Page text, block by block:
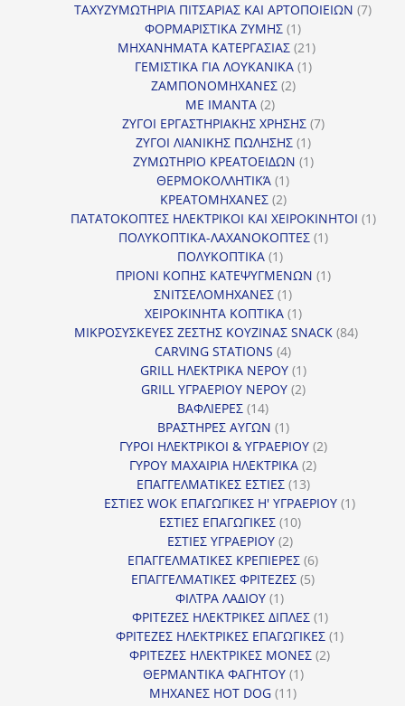
προϊόντα
ΤΑΧΥΖΥΜΩΤΗΡΙΑ ΠΙΤΣΑΡΙΑΣ ΚΑΙ ΑΡΤΟΠΟΙΕΙΩΝ 77
ΦΟΡΜΑΡΙΣΤΙΚΑ ΖΥΜΗΣ 11
προϊόν
ΜΗΧΑΝΗΜΑΤΑ ΚΑΤΕΡΓΑΣΙΑΣ 2121
προϊόντα
ΓΕΜΙΣΤΙΚΑ ΓΙΑ ΛΟΥΚΑΝΙΚΑ 11
ΖΑΜΠΟΝΟΜΗΧΑΝΕΣ 22
ΜΕ ΙΜΑΝΤΑ 22
προϊόντα
ΖΥΓΟΙ ΕΡΓΑΣΤΗΡΙΑΚΗΣ ΧΡΗΣΗΣ 77
ΖΥΓΟΙ ΛΙΑΝΙΚΗΣ ΠΩΛΗΣΗΣ 11
προϊόν
ΖΥΜΩΤΗΡΙΟ ΚΡΕΑΤΟΕΙΔΩΝ 11
ΘΕΡΜΟΚΟΛΛΗΤΙΚΆ 11
προϊόν
ΚΡΕΑΤΟΜΗΧΑΝΕΣ 22
προϊόντα
ΠΑΤΑΤΟΚΟΠΤΕΣ ΗΛΕΚΤΡΙΚΟΙ ΚΑΙ ΧΕΙΡΟΚΙΝΗΤΟΙ 11
ΠΟΛΥΚΟΠΤΙΚΑ-ΛΑΧΑΝΟΚΟΠΤΕΣ 11
ΠΟΛΥΚΟΠΤΙΚΑ 11
προϊόν
ΠΡΙΟΝΙ ΚΟΠΗΣ ΚΑΤΕΨΥΓΜΕΝΩΝ 11
ΣΝΙΤΣΕΛΟΜΗΧΑΝΕΣ 11
προϊόν
ΧΕΙΡΟΚΙΝΗΤΑ ΚΟΠΤΙΚΑ 11
προϊόν
ΜΙΚΡΟΣΥΣΚΕΥΕΣ ΖΕΣΤΗΣ ΚΟΥΖΙΝΑΣ SNACK 8484
CARVING STATIONS 44
προϊόντα
GRILL ΗΛΕΚΤΡΙΚΑ ΝΕΡΟΥ 11
προϊόν
GRILL ΥΓΡΑΕΡΙΟΥ ΝΕΡΟΥ 22
ΒΑΦΛΙΕΡΕΣ 1414
προϊόντα
ΒΡΑΣΤΗΡΕΣ ΑΥΓΩΝ 11
προϊόν
ΓΥΡΟΙ ΗΛΕΚΤΡΙΚΟΙ & ΥΓΡΑΕΡΙΟΥ 22
ΓΥΡΟΥ ΜΑΧΑΙΡΙΑ ΗΛΕΚΤΡΙΚΑ 22
ΕΠΑΓΓΕΛΜΑΤΙΚΕΣ ΕΣΤΙΕΣ 1313
προϊόντα
ΕΣΤΙΕΣ WOK ΕΠΑΓΩΓΙΚΕΣ Η' ΥΓΡΑΕΡΙΟΥ 11
ΕΣΤΙΕΣ ΕΠΑΓΩΓΙΚΕΣ 1010
ΕΣΤΙΕΣ ΥΓΡΑΕΡΙΟΥ 22
προϊόντα
ΕΠΑΓΓΕΛΜΑΤΙΚΕΣ ΚΡΕΠΙΕΡΕΣ 66
προϊόντα
ΕΠΑΓΓΕΛΜΑΤΙΚΕΣ ΦΡΙΤΕΖΕΣ 55
ΦΙΛΤΡΑ ΛΑΔΙΟΥ 11
προϊόν
ΦΡΙΤΕΖΕΣ ΗΛΕΚΤΡΙΚΕΣ ΔΙΠΛΕΣ 11
προϊόν
ΦΡΙΤΕΖΕΣ ΗΛΕΚΤΡΙΚΕΣ ΕΠΑΓΩΓΙΚΕΣ 11
ΦΡΙΤΕΖΕΣ ΗΛΕΚΤΡΙΚΕΣ ΜΟΝΕΣ 22
ΘΕΡΜΑΝΤΙΚΑ ΦΑΓΗΤΟΥ 11
ΜΗΧΑΝΕΣ HOT DOG 1111